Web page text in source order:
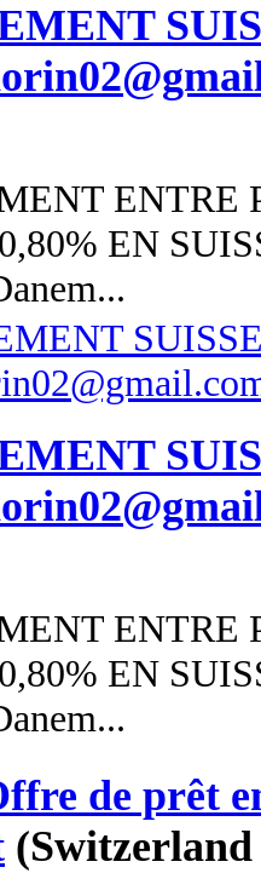
ENTRE
EN
ENTRE
EN
de prêt
(Switzerland